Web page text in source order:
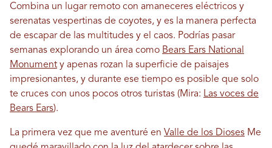
Combina un lugar remoto con amaneceres eléctricos y
serenatas vespertinas de coyotes, y es la manera perfecta
de escapar de las multitudes y el caos. Podrías pasar
semanas explorando un área como Bears Ears National
Monument y apenas rozan la superficie de paisajes
impresionantes, y durante ese tiempo es posible que solo
te cruces con unos pocos otros turistas (Mira: Las voces de
Bears Ears).
La primera vez que me aventuré en Valle de los Dioses Me